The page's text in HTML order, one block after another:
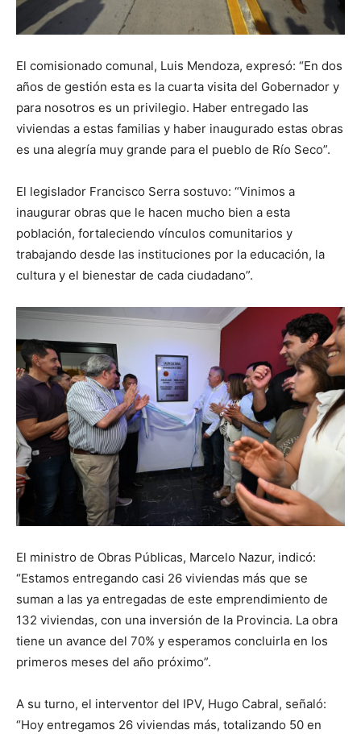
El comisionado comunal, Luis Mendoza, expresó: “En dos
años de gestión esta es la cuarta visita del Gobernador y
para nosotros es un privilegio. Haber entregado las
viviendas a estas familias y haber inaugurado estas obras
es una alegría muy grande para el pueblo de Río Seco”.
El legislador Francisco Serra sostuvo: “Vinimos a
inaugurar obras que le hacen mucho bien a esta
población, fortaleciendo vínculos comunitarios y
trabajando desde las instituciones por la educación, la
cultura y el bienestar de cada ciudadano”.
El ministro de Obras Públicas, Marcelo Nazur, indicó:
“Estamos entregando casi 26 viviendas más que se
suman a las ya entregadas de este emprendimiento de
132 viviendas, con una inversión de la Provincia. La obra
tiene un avance del 70% y esperamos concluirla en los
primeros meses del año próximo”.
A su turno, el interventor del IPV, Hugo Cabral, señaló:
“Hoy entregamos 26 viviendas más, totalizando 50 en